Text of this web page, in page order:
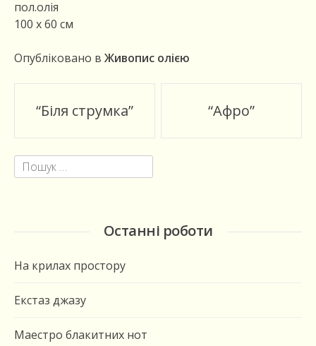
пол.олія
100 х 60 см
Опубліковано в Живопис олією
Пост
навигации
“Біля струмка” “Афро”
Пошук:
Останні роботи
На крилах простору
Екстаз джазу
Маестро блакитних нот